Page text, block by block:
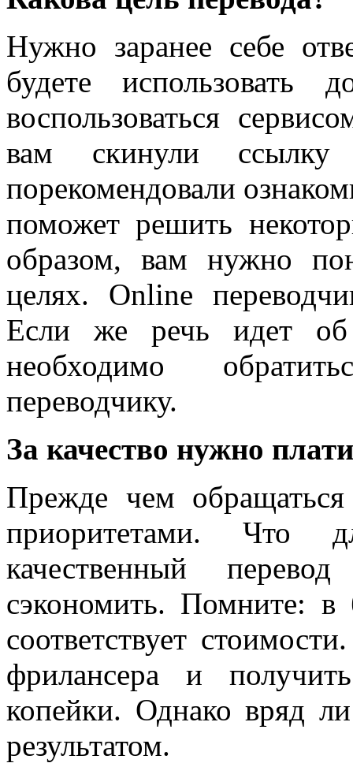
Нужно заранее себе
будете использовать
воспользоваться
вам скинули
порекомендовали
поможет решить
образом, вам нужно
целях. Online
Если же речь идет об
необходимо
переводчику.
За качество нужно
Прежде чем
приоритетами. Что
качественный
сэкономить. Помните: в
соответствует
фрилансера и
копейки. Однако вряд
результатом.